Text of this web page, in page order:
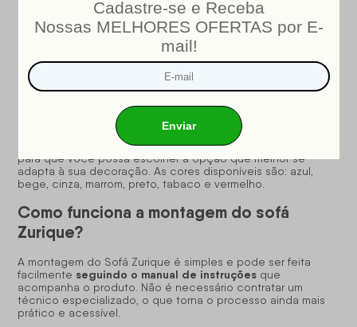
Essas opções garantem que você possa escolher o sofá
ideal, tanto para espaços compactos quanto para salas
maiores, sem comprometer o conforto.
Quais as cores disponíveis do sofá
O Sofá Retrátil Reclinável Zurique está disponível em 7 cores
para que você possa escolher a opção que melhor se
adapta à sua decoração. As cores disponíveis são: azul,
bege, cinza, marrom, preto, tabaco e vermelho.
Como funciona a montagem do sofá
Zurique?
A montagem do Sofá Zurique é simples e pode ser feita
facilmente seguindo o manual de instruções que
acompanha o produto. Não é necessário contratar um
técnico especializado, o que torna o processo ainda mais
prático e acessível.